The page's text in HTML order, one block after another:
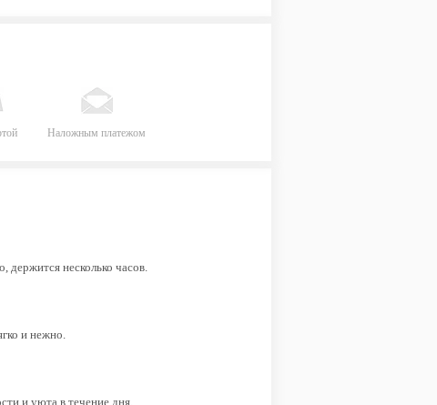
Наложным платежом
держится несколько часов.
и нежно.
и уюта в течение дня.